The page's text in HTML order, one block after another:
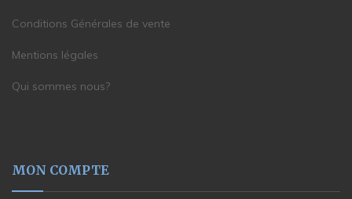
Conditions Générales de vente
Mentions légales
Qui sommes nous?
MON COMPTE